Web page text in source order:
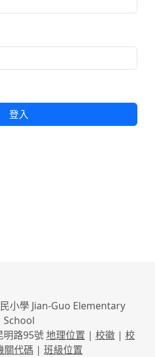
登入
小學 Jian-Guo Elementary
School
明路95號地理位置 | 校徽| 校
關代碼 | 班級位置